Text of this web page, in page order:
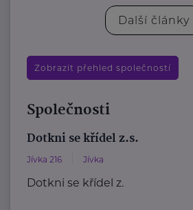
Další články
Zobrazit přehled společností
Společnosti
Dotkni se křídel z.s.
Jívka 216 Jívka
Dotkni se křídel z.